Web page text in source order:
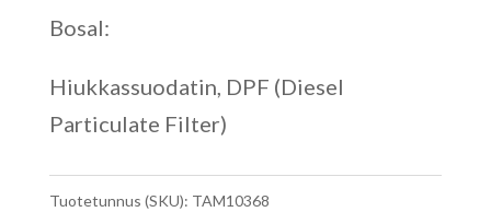
Bosal:
Hiukkassuodatin, DPF (Diesel
Particulate Filter)
Tuotetunnus (SKU): TAM10368